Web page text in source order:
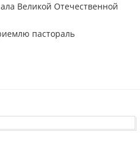
Великой Отечественной
пастораль